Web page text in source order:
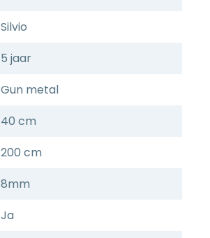
Silvio
5 jaar
Gun metal
40 cm
200 cm
8mm
Ja